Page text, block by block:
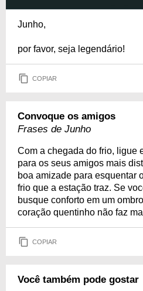
Junho,
por favor, seja legendário!
COPIAR
Convoque os amigos
Frases de Junho
Com a chegada do frio, ligue
para os seus amigos mais
boa amizade para esquentar
frio que a estação traz. Se
busque conforto em um
coração quentinho não faz
COPIAR
Você também pode gostar